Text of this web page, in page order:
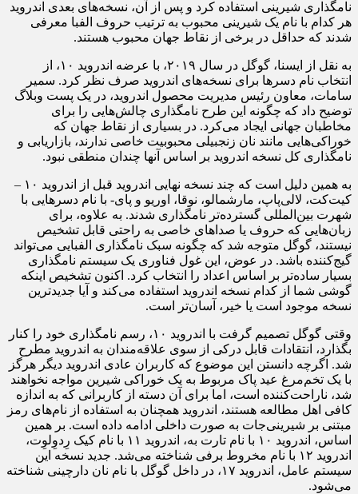
نامگذاری شیرینی استفاده کرد و پس از آن، نسخه‌های بعدی اندروید
هر کدام با نام یک شیرینی محبوب به ترتیب حروف الفبا معرفی
شدند که حداقل در برخی از نقاط جهان محبوب هستند.
به نقل از ایسنا، گوگل در سال ۲۰۱۹، با عرضه اندروید ۱۰، از
انتخاب نام دسرها برای نسخه‌های اندروید صرف نظر کرد. سمیر
سامات، معاون رئیس مدیریت محصول اندروید، در یک پست وبلاگ
توضیح داد که چگونه این طرح نامگذاری چالش‌هایی را برای
مخاطبان جهانی ایجاد می‌کرد. در بسیاری از نقاط جهان که
خوراکی‌هایی مانند نان زنجبیلی محبوبیت خاصی ندارند، بازاریابی و
نامگذاری کل نسخه اندروید بر اساس آنها چندان منطقی نبود.
به همین دلیل است که چند نسخه نهایی اندروید قبل از اندروید ۱۰ –
کیت‌کت، لالی‌پاپ، مارشمالو، نوقا، اوریو و پای- با نام دسرهایی با
شهرت بین‌المللی گسترده‌تر نامگذاری شدند. به علاوه، برای
زبان‌هایی که حروف یا صداهای خاصی به راحتی قابل تشخیص
نیستند، گوگل متوجه شد که چگونه سبک نامگذاری الفبایی می‌تواند
گیج‌کننده باشد. در عوض، این غول فناوری یک سیستم نامگذاری
بسیار ساده‌تر بر اساس اعداد را انتخاب کرد. اکنون تشخیص اینکه
گوشی شما از کدام نسخه اندروید استفاده می‌کند و آیا جدیدترین
نسخه موجود است یا خیر، آسان‌تر است.
وقتی گوگل تصمیم گرفت با اندروید ۱۰، رسم نامگذاری خود را کنار
بگذارد، انتقادات قابل درکی از سوی علاقه‌مندان به اندروید مطرح
شد. اگرچه دانستن این موضوع که کاربران عادی اندروید دیگر هرگز
با یک تخم‌مرغ عید پاک مربوط به یک خوراکی شیرین مواجه نخواهند
شد، ناراحت‌کننده است، اما برای آن دسته از کاربرانی که به اندازه
کافی اهل مطالعه هستند، اندروید همچنان به استفاده از نام‌های رمز
مبتنی بر شیرینی‌جات به صورت داخلی ادامه داده است. بر همین
اساس، اندروید ۱۰ با نام تارت به، اندروید ۱۱ با نام کیک رِدوِلوِت،
اندروید ۱۲ با نام مخروط برفی شناخته می‌شد. جدید نسخه این
سیستم عامل، اندروید ۱۷، در داخل گوگل با نام نان دارچینی شناخته
می‌شود.